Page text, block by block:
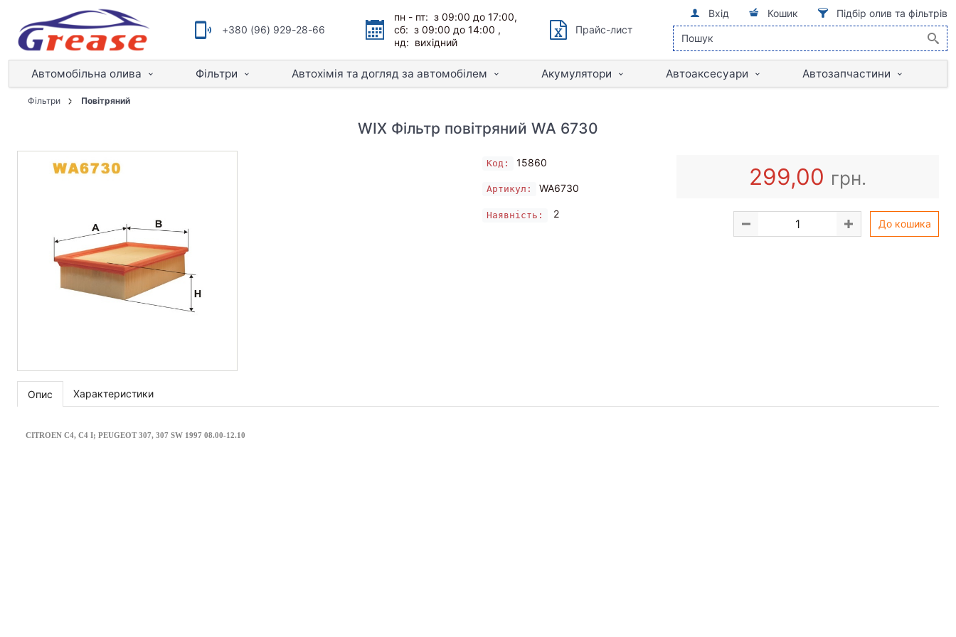
+380 (96) 929-28-66
пн - пт: з 09:00 до 17:00,
сб: з 09:00 до 14:00 ,
нд: вихідний
Прайс-лист
Вхід Кошик Підбір олив та фільтрів
Автомобільна олива Фільтри Автохімія та догляд за автомобілем Акумулятори Автоаксесуари Автозапчастини
Фільтри Повітряний
WIX Фільтр повітряний WA 6730
Код: 15860
Артикул: WA6730
Наявність: 2
299,00 грн.
До кошика
Опис Характеристики
CITROEN C4, C4 I; PEUGEOT 307, 307 SW 1997 08.00-12.10